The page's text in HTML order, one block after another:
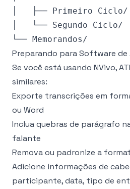
│   ├── Primeiro Ciclo/
│   └── Segundo Ciclo/
Preparando para Software de
Se você está usando NVivo,
similares:
Exporte transcrições em
ou Word
Inclua quebras de parágrafo
falante
Remova ou padronize a
Adicione informações de
participante, data, tipo de